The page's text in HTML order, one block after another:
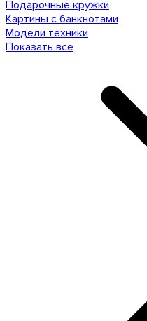
Подарочные кружки
Картины с банкнотами
Модели техники
Показать все